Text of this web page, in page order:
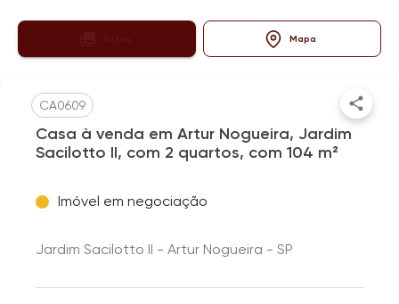
Mapa
CA0609
Casa à venda em Artur Nogueira, Jardim
Sacilotto II, com 2 quartos, com 104 m²
Imóvel em negociação
Jardim Sacilotto II - Artur Nogueira - SP